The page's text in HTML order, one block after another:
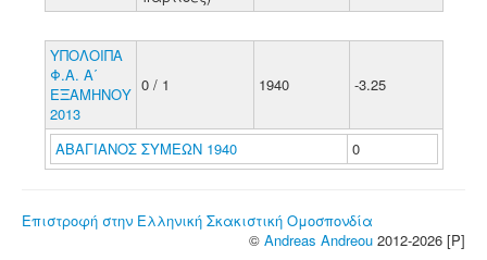
ΥΠΟΛΟΙΠΑ
Φ.Α. Α΄
ΕΞΑΜΗΝΟΥ
2013
0 / 1 1940 -3.25
ΑΒΑΓΙΑΝΟΣ ΣΥΜΕΩΝ 1940 0
Επιστροφή στην Ελληνική Σκακιστική Ομοσπονδία
© Andreas Andreou 2012-2026 [P]